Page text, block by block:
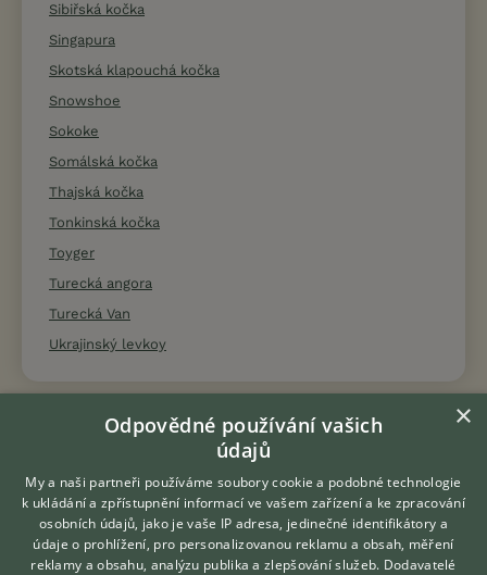
Sibiřská kočka
Singapura
Skotská klapouchá kočka
Snowshoe
Sokoke
Somálská kočka
Thajská kočka
Tonkinská kočka
Toyger
Turecká angora
Turecká Van
Ukrajinský levkoy
KONTAKT DO REDAKCE WEBU
redakce@ifauna.cz
nonstop
×
Odpovědné používání vašich
údajů
My a naši partneři používáme soubory cookie a podobné technologie
k ukládání a zpřístupnění informací ve vašem zařízení a ke zpracování
osobních údajů, jako je vaše IP adresa, jedinečné identifikátory a
údaje o prohlížení, pro personalizovanou reklamu a obsah, měření
reklamy a obsahu, analýzu publika a zlepšování služeb. Dodavatelé